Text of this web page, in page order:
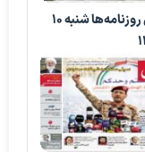
صفحه اول روزنامه‌ها شنبه 10